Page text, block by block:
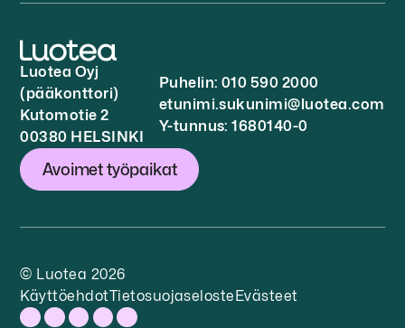
Luotea Oyj
(pääkonttori)
Kutomotie 2
00380 HELSINKI
Puhelin: 010 590 2000
etunimi.sukunimi@luotea.com
Y-tunnus: 1680140-0
Avoimet työpaikat
© Luotea 2026
KäyttöehdotTietosuojaselosteEvästeet